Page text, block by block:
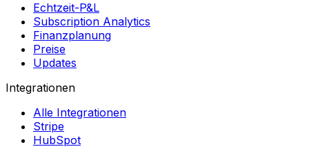
Echtzeit-P&L
Subscription Analytics
Finanzplanung
Preise
Updates
Integrationen
Alle Integrationen
Stripe
HubSpot